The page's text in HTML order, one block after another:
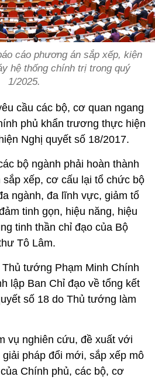
cáo phương án sắp xếp, kiện
hệ thống chính trị trong quý
1/2025.
cầu các bộ, cơ quan ngang
phủ khẩn trương thực hiện
Nghị quyết số 18/2017.
bộ ngành phải hoàn thành
xếp, cơ cấu lại tổ chức bộ
ngành, đa lĩnh vực, giảm tổ
tinh gọn, hiệu năng, hiệu
tinh thần chỉ đạo của Bộ
Tô Lâm.
tướng Phạm Minh Chính
lập Ban Chỉ đạo về tổng kết
số 18 do Thủ tướng làm
vụ nghiên cứu, đề xuất với
pháp đổi mới, sắp xếp mô
Chính phủ, các bộ, cơ